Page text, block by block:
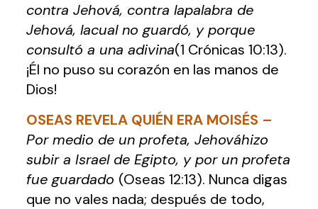
contra Jehová, contra lapalabra de
Jehová, lacual no guardó, y porque
consultó a una adivina(1 Crónicas 10:13).
¡Él no puso su corazón en las manos de
Dios!
OSEAS REVELA QUIÉN ERA MOISÉS –
Por medio de un profeta, Jehováhizo
subir a Israel de Egipto, y por un profeta
fue guardado (Oseas 12:13). Nunca digas
que no vales nada; después de todo,